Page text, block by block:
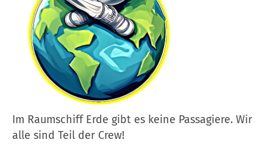
Im Raumschiff Erde gibt es keine Passagiere. Wir
alle sind Teil der Crew!